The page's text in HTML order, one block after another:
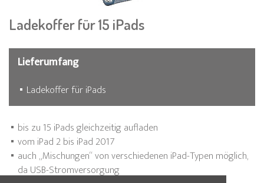
Ladekoffer für 15 iPads
Lieferumfang
Ladekoffer für iPads
bis zu 15 iPads gleichzeitig aufladen
vom iPad 2 bis iPad 2017
auch „Mischungen“ von verschiedenen iPad-Typen möglich,
da USB-Stromversorgung